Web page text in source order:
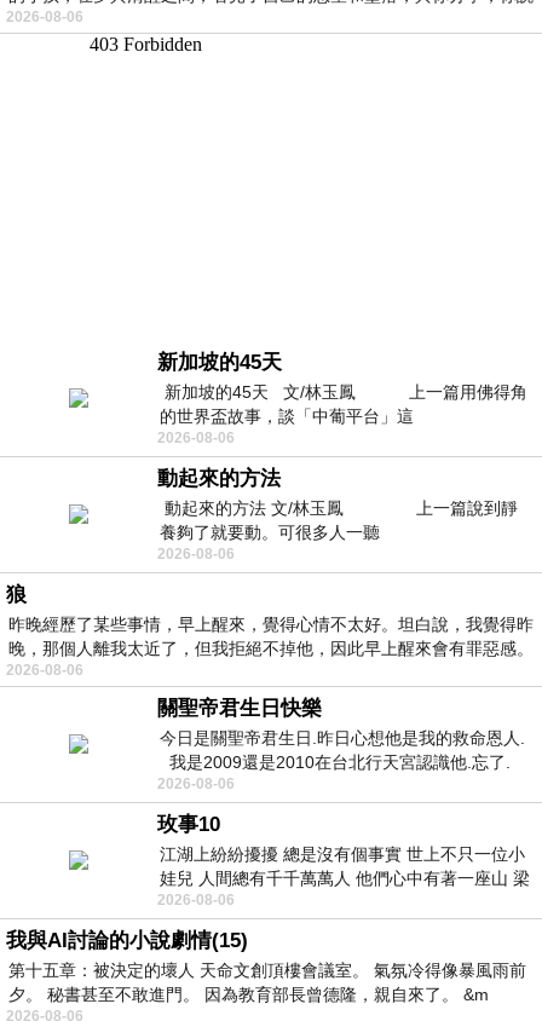
2026-08-06
新加坡的45天
新加坡的45天 文/林玉鳳 上一篇用佛得角
的世界盃故事，談「中葡平台」這
2026-08-06
動起來的方法
動起來的方法 文/林玉鳳 上一篇說到靜
養夠了就要動。可很多人一聽
2026-08-06
狼
昨晚經歷了某些事情，早上醒來，覺得心情不太好。坦白說，我覺得昨
晚，那個人離我太近了，但我拒絕不掉他，因此早上醒來會有罪惡感。
2026-08-06
關聖帝君生日快樂
今日是關聖帝君生日.昨日心想他是我的救命恩人.
我是2009還是2010在台北行天宮認識他.忘了.
一個奇摩交友的網友學
2026-08-06
玫事10
江湖上紛紛擾擾 總是沒有個事實 世上不只一位小
娃兒 人間總有千千萬萬人 他們心中有著一座山 梁
山佛山泰華衡恆嵩 一山之高
2026-08-06
我與AI討論的小說劇情(15)
第十五章：被決定的壞人 天命文創頂樓會議室。 氣氛冷得像暴風雨前
夕。 秘書甚至不敢進門。 因為教育部長曾德隆，親自來了。 &m
2026-08-06